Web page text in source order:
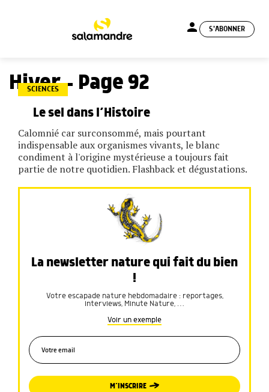
person S'ABONNER
Hiver - Page 92
SCIENCES
Le sel dans l’Histoire
Calomnié car surconsommé, mais pourtant
indispensable aux organismes vivants, le blanc
condiment à l'origine mystérieuse a toujours fait
partie de notre quotidien. Flashback et dégustations.
La newsletter nature qui fait du bien
!
Votre escapade nature hebdomadaire : reportages,
interviews, Minute Nature, …
Voir un exemple
M’INSCRIRE